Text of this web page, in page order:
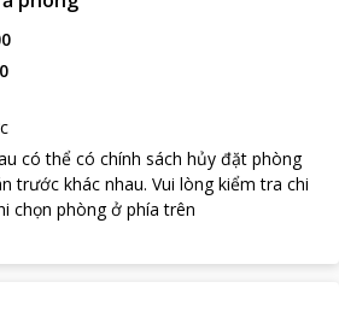
có thể có chính sách hủy đặt phòng
trước khác nhau. Vui lòng kiểm tra chi
chọn phòng ở phía trên